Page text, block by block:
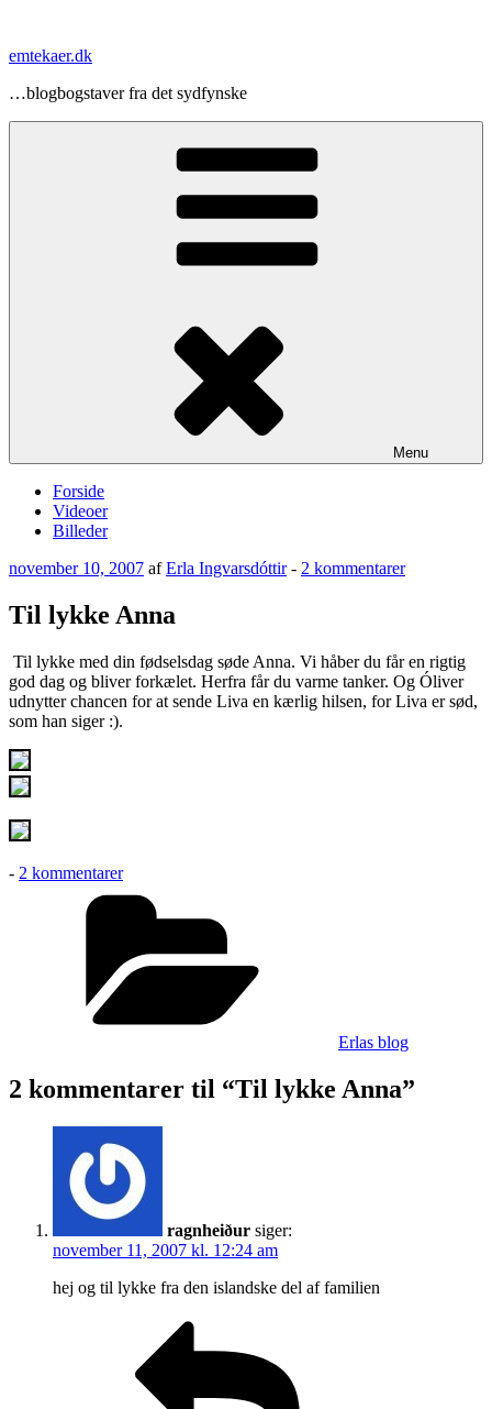
indhold
emtekaer.dk
…blogbogstaver fra det sydfynske
Menu
Forside
Videoer
Billeder
Udgivet
november 10, 2007 afErla Ingvarsdóttir- 2 kommentarertil
Til lykke Anna
Til lykke med din fødselsdag søde Anna. Vi håber du får en rigtig
god dag og bliver forkælet. Herfra får du varme tanker. Og Óliver
udnytter chancen for at sende Liva en kærlig hilsen, for Liva er sød,
som han siger :).
- 2 kommentarertil
Til
lykke
Erlas blog
2 kommentarer til “Til lykke Anna”
ragnheiður siger:
november 11, 2007 kl. 12:24 am
hej og til lykke fra den islandske del af familien